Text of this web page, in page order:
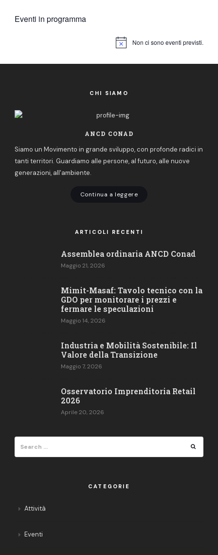
Eventi in programma
Non ci sono eventi previsti.
CHI SIAMO
ANCD CONAD
Siamo un Movimento in grande sviluppo, con profonde radici in
tanti territori. Guardiamo alle persone, al futuro, alle nuove
generazioni, all'ambiente.
Continua a leggere
ARTICOLI RECENTI
Assemblea ordinaria ANCD Conad
Maggio 21, 2026
Mimit-Masaf: Tavolo tecnico con la
GDO per monitorare i prezzi e
fermare le speculazioni
Maggio 14, 2026
Industria e Mobilità Sostenibile: Il
Valore della Transizione
Maggio 7, 2026
Osservatorio Imprenditoria Retail​
2026
Aprile 20, 2026
CATEGORIE
Attività
Eventi